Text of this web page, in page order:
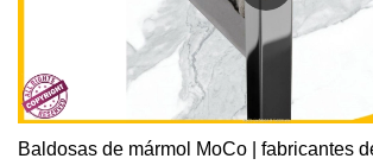
Baldosas de mármol MoCo | fabricantes